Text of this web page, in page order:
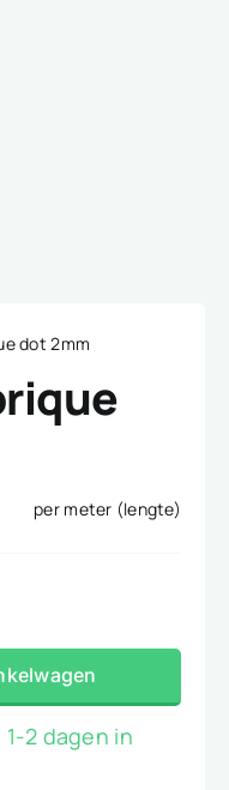
dot 2mm
per meter (lengte)
2 dagen in